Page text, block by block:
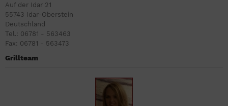
Auf der Idar 21
55743 Idar-Oberstein
Deutschland
Tel.: 06781 - 563463
Fax: 06781 - 563473
Grillteam